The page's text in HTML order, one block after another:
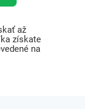
až
získate
na